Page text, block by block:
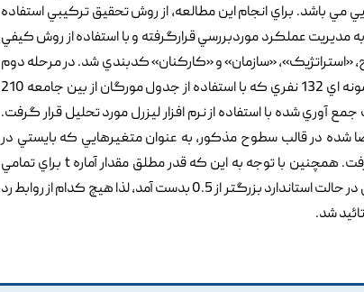
باشد. براي انجام اين مطالعه, از روش تحقيق ترکيبي استفاده
عملکرد موردبررسي قرارگرفته و با استفاده از روش کيفي
«سازمان» و «کارکنان» کدبندي شد. در مرحله دوم
متغيرهاي 27 گانه احصا شده, در قالب پرسشنامه اي تنظيم و در بين نمونه اي 132 نفري که با استفاده از جدول مورگان از بين جامعه 210
آوري شده با استفاده از نرم افزار ليزرل مورد تحليل قرار گرفت.
حاکي از اين است که تمامي متغيرهاي 27 گانه احصا شده در قالب سطوح مذکور, به عنوان متغيرهايي که بايستي در
طراحي مدل مديريت عملکرد موردتوجه قرار گيرند, مورد تاييد قرار گرفت. همچنين با توجه به اين که قدر مطلق مقدار آماره t براي تمامي
روابط بين متغيرها بزرگتر از مقدار بحراني 1.96 و نيز تمامي بارهاي عاملي در حالت استاندارد بزرگتر از 0.5 بدست آمد, لذا هيچ کدام از روابط رد
شد.